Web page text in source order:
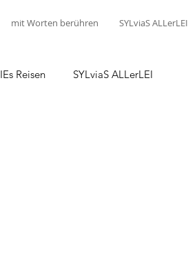
mit Worten berühren SYLviaS ALLerLEI
Reisen SYLviaS ALLerLEI